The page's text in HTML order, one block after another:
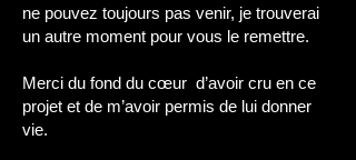
ne pouvez toujours pas venir, je trouverai
un autre moment pour vous le remettre.
Merci du fond du cœur ️ d’avoir cru en ce
projet et de m’avoir permis de lui donner
vie.